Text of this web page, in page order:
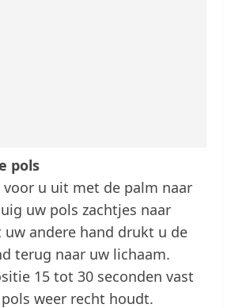
pols
u uit met de palm naar
uw pols zachtjes naar
uw andere hand drukt u de
terug naar uw lichaam.
15 tot 30 seconden vast
weer recht houdt.